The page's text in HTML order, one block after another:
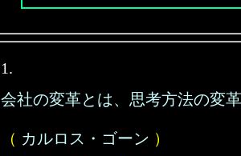
1.
会社の変革とは、思考方法の変革
（ カルロス・ゴーン ）